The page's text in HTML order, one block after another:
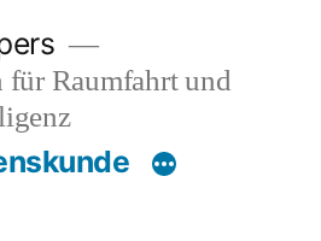
Raumfahrt und